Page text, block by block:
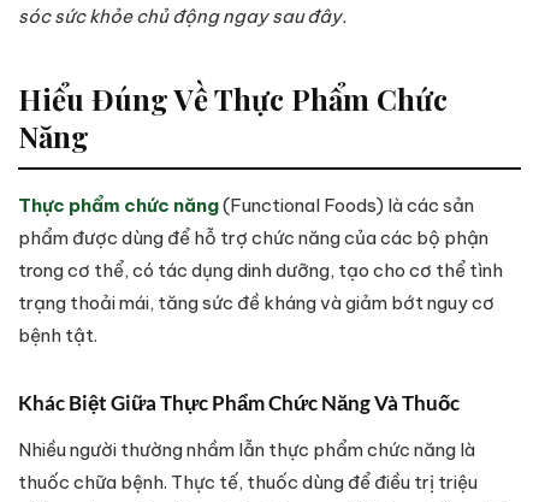
sóc sức khỏe chủ động ngay sau đây.
Hiểu Đúng Về Thực Phẩm Chức
Năng
Thực phẩm chức năng(Functional Foods) là các sản
phẩm được dùng để hỗ trợ chức năng của các bộ phận
trong cơ thể, có tác dụng dinh dưỡng, tạo cho cơ thể tình
trạng thoải mái, tăng sức đề kháng và giảm bớt nguy cơ
bệnh tật.
Khác Biệt Giữa Thực Phẩm Chức Năng Và Thuốc
Nhiều người thường nhầm lẫn thực phẩm chức năng là
thuốc chữa bệnh. Thực tế, thuốc dùng để điều trị triệu